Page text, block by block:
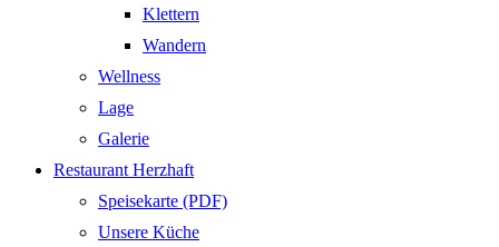
Klettern
Wandern
Wellness
Lage
Galerie
Restaurant Herzhaft
Speisekarte (PDF)
Unsere Küche